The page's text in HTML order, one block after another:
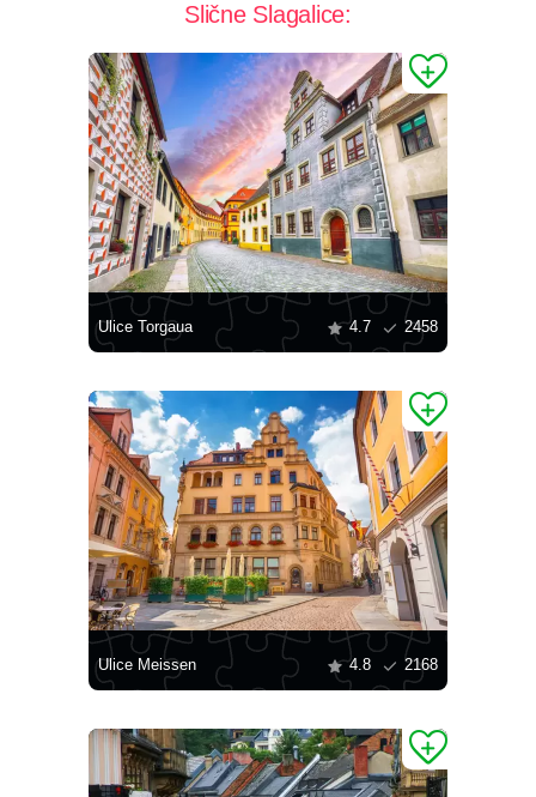
Slične Slagalice:
Ulice Torgaua 4.7 2458
Ulice Meissen 4.8 2168